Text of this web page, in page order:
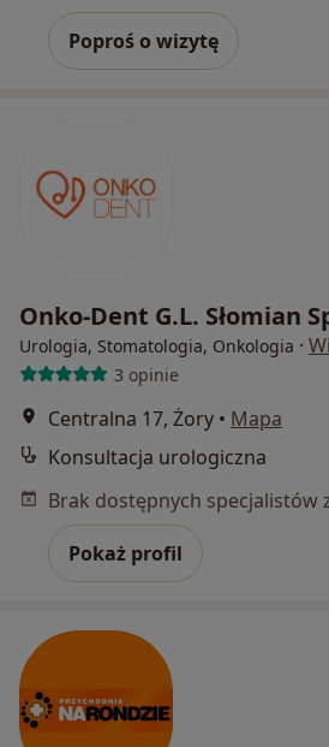
Poproś o wizytę
Onko-Dent G.L. Słomian
Urologia, Stomatologia, Onkologia ·
3 opinie
Centralna 17, Żory • Mapa
Konsultacja urologiczna
Pokaż profil